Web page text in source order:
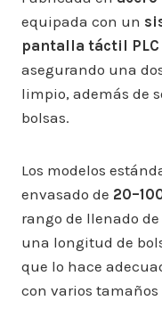
equipada con un
pantalla táctil
asegurando una
limpio, además de
bolsas.
Los modelos
envasado de
rango de llenado de
una longitud de
que lo hace
con varios tamaños